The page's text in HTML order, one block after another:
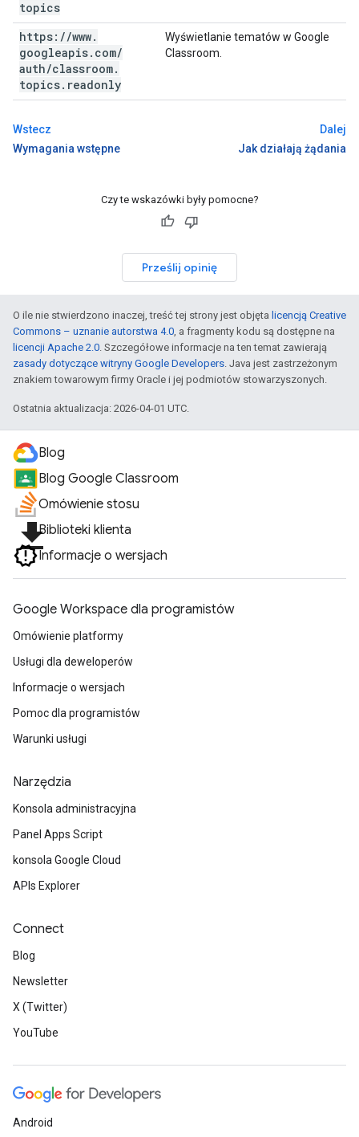
topics
https: //www.
googleapis. com/
auth/classroom.
topics. readonly
Wyświetlanie tematów w Google
Classroom.
Wstecz
Wymagania wstępne
Dalej
Jak działają żądania
Czy te wskazówki były pomocne?
Prześlij opinię
O ile nie stwierdzono inaczej, treść tej strony jest objęta licencją Creative
Commons – uznanie autorstwa 4.0, a fragmenty kodu są dostępne na
licencji Apache 2.0. Szczegółowe informacje na ten temat zawierają
zasady dotyczące witryny Google Developers. Java jest zastrzeżonym
znakiem towarowym firmy Oracle i jej podmiotów stowarzyszonych.
Ostatnia aktualizacja: 2026-04-01 UTC.
Blog
Blog Google Classroom
Omówienie stosu
file_downloadBiblioteki klienta
Informacje o wersjach
Google Workspace dla programistów
Omówienie platformy
Usługi dla deweloperów
Informacje o wersjach
Pomoc dla programistów
Warunki usługi
Narzędzia
Konsola administracyjna
Panel Apps Script
konsola Google Cloud
APIs Explorer
Connect
Blog
Newsletter
X (Twitter)
YouTube
Android